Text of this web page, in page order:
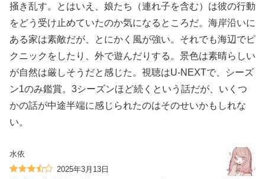
掻き乱す。とはいえ、娘たち（連れ子を含む）は彼の行動
をどう受け止めていたのか気になるところだ。海岸沿いに
ある家は素敵だが、とにかく風が強い。それでも海辺でピ
クニックをしたり、外で遊んだりする。景色は素晴らしい
が自然は厳しそうだと感じた。視聴はU-NEXTで、シーズ
ン1のみ鑑賞。3シーズンほど続くという話だが、いくつ
かの話が中途半端に感じられたのはそのせいかもしれな
い。
水依
2025年3月13日